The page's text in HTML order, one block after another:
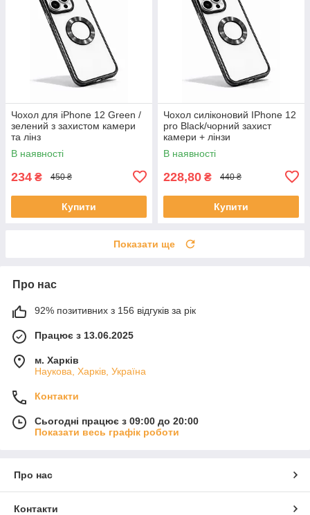
Чохол для iPhone 12 Green /
зелений з захистом камери
та лінз
В наявності
234 ₴ 450 ₴
Купити
Чохол силіконовий IPhone 12
pro Black/чорний захист
камери + лінзи
В наявності
228,80 ₴ 440 ₴
Купити
Показати ще
Про нас
92% позитивних з 156 відгуків за рік
Працює з 13.06.2025
м. Харків
Наукова, Харків, Україна
Контакти
Сьогодні працює з 09:00 до 20:00
Показати весь графік роботи
Про нас
Контакти